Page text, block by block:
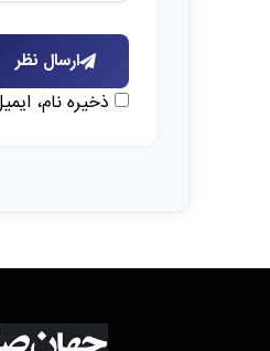
ارسال نظر
ذخیره نام،